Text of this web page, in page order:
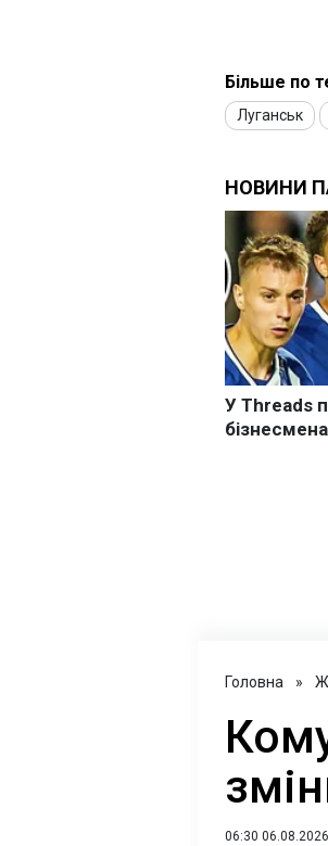
Більше по
Луганськ
Головна »
06:30